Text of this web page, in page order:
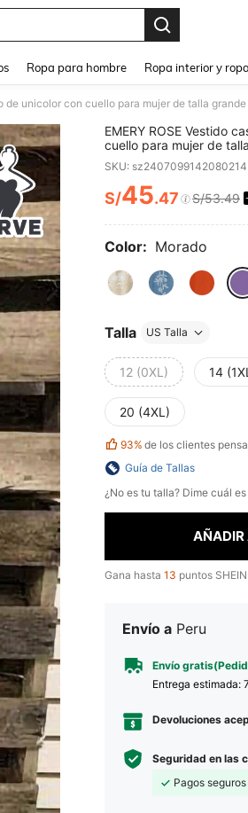
Ropa para hombre Ropa interior y
de unicolor con cuello para mujer de talla grande
EMERY ROSE Vestido
cuello para mujer de
SKU: sz2407099142080214
PRICE
S/45.47 S/53.49
Color: Morado
Talla US Talla
12 (0XL) 14
20 (4XL)
93% de los clientes
Guía de Tallas
¿No es tu talla? Dime cuál
AÑADIR
Gana hasta 13 puntos
Envío a Peru
Envío
Entrega estimada:
Devoluciones
Seguridad en las
Pagos seguros